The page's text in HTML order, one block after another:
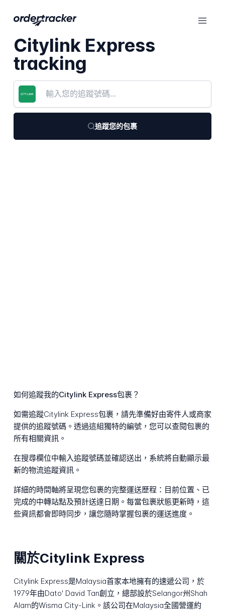
Citylink Express
tracking
追蹤您的包裹
如何追蹤我的Citylink Express包裹？
如需追蹤Citylink Express包裹，請先準備好由寄件人或商家
提供的追蹤號碼。透過這組獨特的編號，您可以查閱包裹的
所有相關資訊。
在搜尋欄位中輸入追蹤號碼並確認送出，系統將自動顯示最
新的物流追蹤資訊。
詳細的時間軸將呈現您包裹的完整運送歷程：目前位置、已
完成的中轉站點及預計送達日期。每當包裹狀態更新時，這
些資訊都會即時同步，讓您隨時掌握包裹的運送進度。
關於Citylink Express
Citylink Express是Malaysia首家本地擁有的速遞公司，於
1979年由Dato' David Tan創立，總部設於Selangor州Shah
Alam的Wisma City-Link。該公司在Malaysia全國營運約